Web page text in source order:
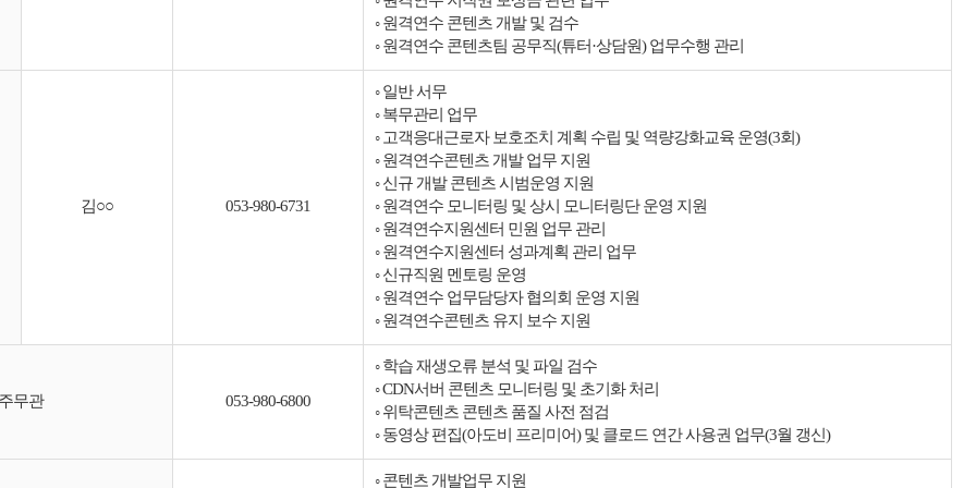
◦ 원격연수 콘텐츠 개발 및 검수
◦ 원격연수 콘텐츠팀 공무직(튜터·상담원) 업무수행 관리
김○○ 053-980-6731
◦ 일반 서무
◦ 복무관리 업무
◦ 고객응대근로자 보호조치 계획 수립 및 역량강화교육 운영(3회)
◦ 원격연수콘텐츠 개발 업무 지원
◦ 신규 개발 콘텐츠 시범운영 지원
◦ 원격연수 모니터링 및 상시 모니터링단 운영 지원
◦ 원격연수지원센터 민원 업무 관리
◦ 원격연수지원센터 성과계획 관리 업무
◦ 신규직원 멘토링 운영
◦ 원격연수 업무담당자 협의회 운영 지원
◦ 원격연수콘텐츠 유지 보수 지원
무관 053-980-6800
◦ 학습 재생오류 분석 및 파일 검수
◦ CDN서버 콘텐츠 모니터링 및 초기화 처리
◦ 위탁콘텐츠 콘텐츠 품질 사전 점검
◦ 동영상 편집(아도비 프리미어) 및 클로드 연간 사용권 업무(3월 갱신)
◦ 콘텐츠 개발업무 지원